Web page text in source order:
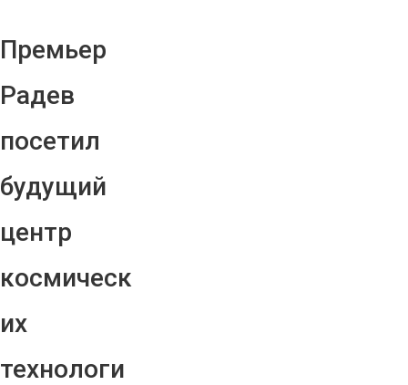
Премьер
Радев
посетил
будущий
центр
космическ
их
технологи